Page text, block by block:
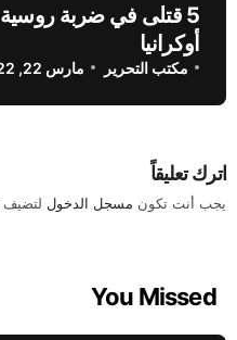
5 قتلى في ضربة
أوكرانيا
مكتب التحرير مارس 22, 2022
اترك تعليقاً
يجب أنت تكون مسجل الدخول لتضيف
You Missed